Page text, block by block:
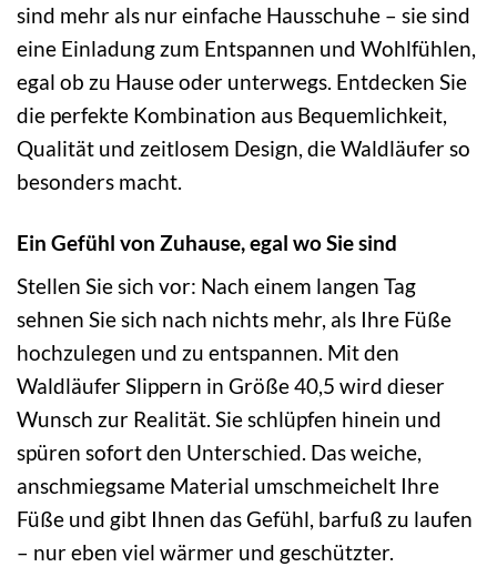
sind mehr als nur einfache Hausschuhe – sie sind
eine Einladung zum Entspannen und Wohlfühlen,
egal ob zu Hause oder unterwegs. Entdecken Sie
die perfekte Kombination aus Bequemlichkeit,
Qualität und zeitlosem Design, die Waldläufer so
besonders macht.
Ein Gefühl von Zuhause, egal wo Sie sind
Stellen Sie sich vor: Nach einem langen Tag
sehnen Sie sich nach nichts mehr, als Ihre Füße
hochzulegen und zu entspannen. Mit den
Waldläufer Slippern in Größe 40,5 wird dieser
Wunsch zur Realität. Sie schlüpfen hinein und
spüren sofort den Unterschied. Das weiche,
anschmiegsame Material umschmeichelt Ihre
Füße und gibt Ihnen das Gefühl, barfuß zu laufen
– nur eben viel wärmer und geschützter.